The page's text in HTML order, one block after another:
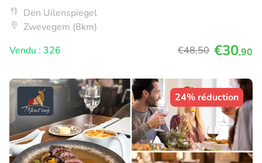
Den Uilenspiegel
Zwevegem (8km)
Vendu : 326
€48,50 €30,90
24% réduction